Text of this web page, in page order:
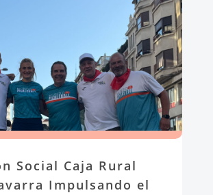
Social Caja Rural
Impulsando el